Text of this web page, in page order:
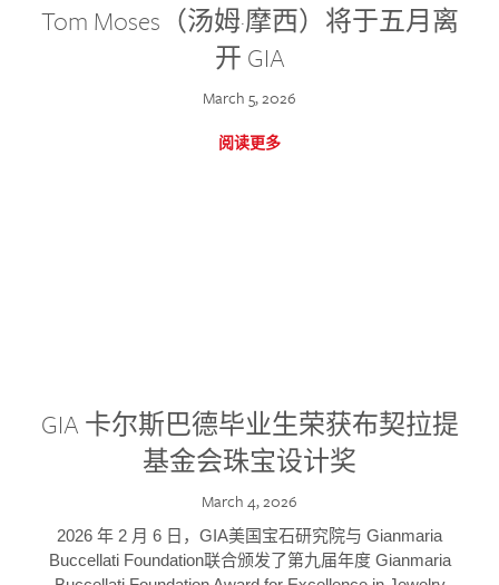
Tom Moses（汤姆·摩西）将于五月离
开 GIA
March 5, 2026
阅读更多
GIA 卡尔斯巴德毕业生荣获布契拉提
基金会珠宝设计奖
March 4, 2026
2026 年 2 月 6 日，GIA美国宝石研究院与 Gianmaria
Buccellati Foundation联合颁发了第九届年度 Gianmaria